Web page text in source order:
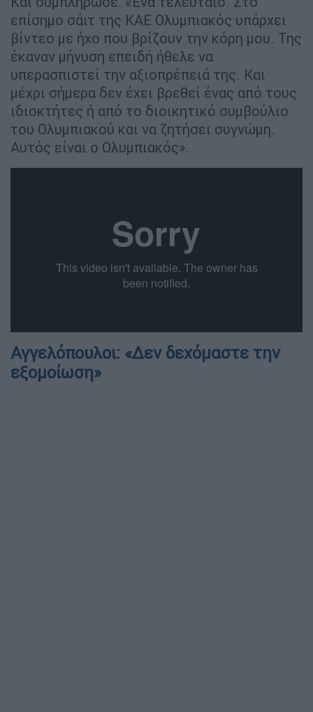
επίσημο σάιτ της ΚΑΕ Ολυμπιακός υπάρχει
βίντεο με ήχο που βρίζουν την κόρη μου. Της
έκαναν μήνυση επειδή ήθελε να
υπερασπιστεί την αξιοπρέπειά της. Και
μέχρι σήμερα δεν έχει βρεθεί ένας από τους
ιδιοκτήτες ή από το διοικητικό συμβούλιο
του Ολυμπιακού και να ζητήσει συγνώμη.
Αυτός είναι ο Ολυμπιακός».
Αγγελόπουλοι: «Δεν δεχόμαστε την
εξομοίωση»